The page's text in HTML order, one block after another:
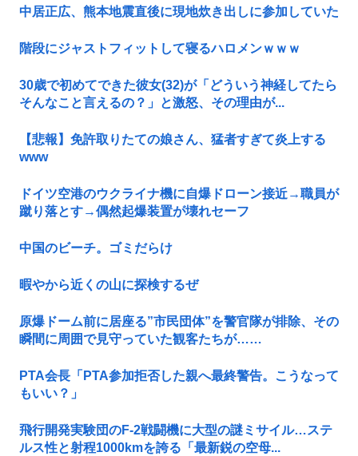
中居正広、熊本地震直後に現地炊き出しに参加していた
階段にジャストフィットして寝るハロメンｗｗｗ
30歳で初めてできた彼女(32)が「どういう神経してたら
そんなこと言えるの？」と激怒、その理由が...
【悲報】免許取りたての娘さん、猛者すぎて炎上する
www
ドイツ空港のウクライナ機に自爆ドローン接近→職員が
蹴り落とす→偶然起爆装置が壊れセーフ
中国のビーチ。ゴミだらけ
暇やから近くの山に探検するぜ
原爆ドーム前に居座る”市民団体”を警官隊が排除、その
瞬間に周囲で見守っていた観客たちが……
PTA会長「PTA参加拒否した親へ最終警告。こうなって
もいい？」
飛行開発実験団のF-2戦闘機に大型の謎ミサイル…ステ
ルス性と射程1000kmを誇る「最新鋭の空母...